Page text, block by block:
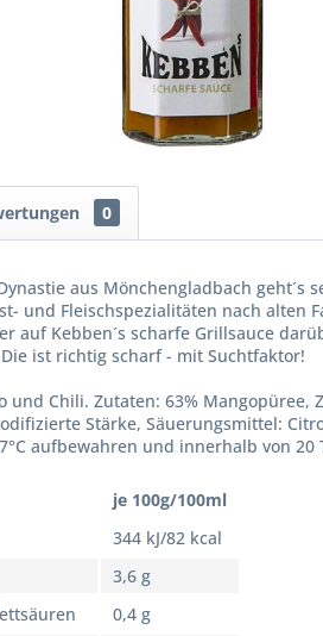
0
aus Mönchengladbach
und Fleischspezialitäten nach alten
auf Kebben´s scharfe Grillsauce
ist richtig scharf - mit Suchtfaktor!
und Chili. Zutaten: 63% Mangopüree,
Stärke, Säuerungsmittel:
aufbewahren und innerhalb von 20
je 100g/100ml
344 kJ/82 kcal
3,6 g
0,4 g